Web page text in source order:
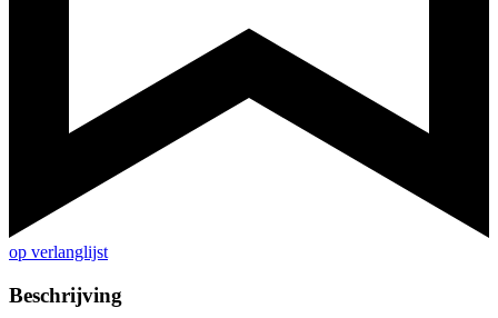
op verlanglijst
Beschrijving